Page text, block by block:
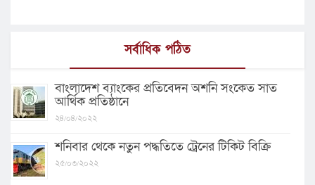
সর্বাধিক পঠিত
বাংলাদেশ ব্যাংকের প্রতিবেদন অশনি সংকেত সাত
আর্থিক প্রতিষ্ঠানে
২৪/০৪/২০২২
শনিবার থেকে নতুন পদ্ধতিতে ট্রেনের টিকিট বিক্রি
২৫/০৩/২০২২